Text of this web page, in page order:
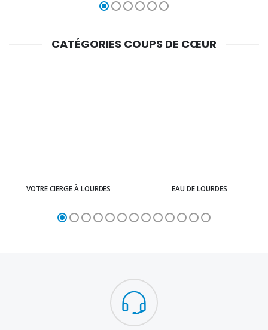
CATÉGORIES COUPS DE CŒUR
VOTRE CIERGE À LOURDES EAU DE LOURDES